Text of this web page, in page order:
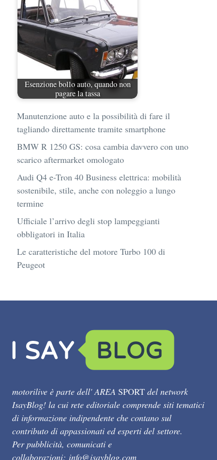
Esenzione bollo auto, quando non
pagare la tassa
Manutenzione auto e la possibilità di fare il
tagliando direttamente tramite smartphone
BMW R 1250 GS: cosa cambia davvero con uno
scarico aftermarket omologato
Audi Q4 e-Tron 40 Business elettrica: mobilità
sostenibile, stile, anche con noleggio a lungo
termine
Ufficiale l’arrivo degli stop lampeggianti
obbligatori in Italia
Le caratteristiche del motore Turbo 100 di
Peugeot
motorilive è parte dell' AREA SPORT del network
IsayBlog! la cui rete editoriale comprende siti tematici
di informazione indipendente che contano sul
contributo di appassionati ed esperti del settore.
Per pubblicità, comunicati e
collaborazioni: info@isayblog.com